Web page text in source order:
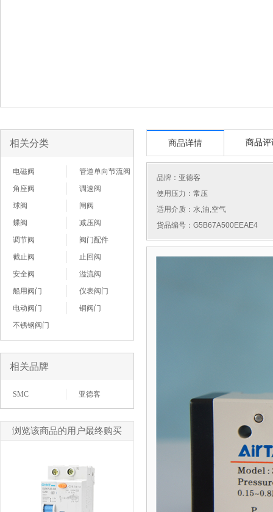
相关分类
电磁阀
管道单向节流阀
角座阀
调速阀
球阀
闸阀
蝶阀
减压阀
调节阀
阀门配件
截止阀
止回阀
安全阀
溢流阀
船用阀门
仪表阀门
电动阀门
铜阀门
不锈钢阀门
相关品牌
SMC 亚德客
浏览该商品的用户最终购买
商品详情 商品评
品牌： 亚德客
使用压力：常压
适用介质：水,油,空气
货品编号：G5B67A500EEAE4